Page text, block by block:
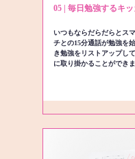
05 | 毎日勉強するキ
いつもならだらだらとス
チとの15分通話が勉強を
き勉強をリストアップし
に取り掛かることができま